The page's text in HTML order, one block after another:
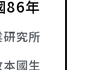
86年
究所
國生